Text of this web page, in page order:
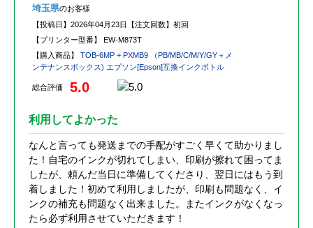
埼玉県のお客様
【投稿日】 2026年04月23日 【注文回数】 初回
【プリンター型番】 EW-M873T
【購入商品】 TOB-6MP + PXMB9 （PB/MB/C/M/Y/GY＋メ
ンテナンスボックス) エプソン[Epson]互換インクボトル
総合評価 5.0
利用してよかった
なんと言っても発送までの手配がすごく早くて助かりまし
た！自宅のインクが切れてしまい、印刷が擦れて困ってま
したが、頼んだ当日に準備してくださり、翌日にはもう到
着しました！初めて利用しましたが、印刷も問題なく、イ
ンクの補充も問題なく出来ました。またインクがなくなっ
たら必ず利用させていただきます！